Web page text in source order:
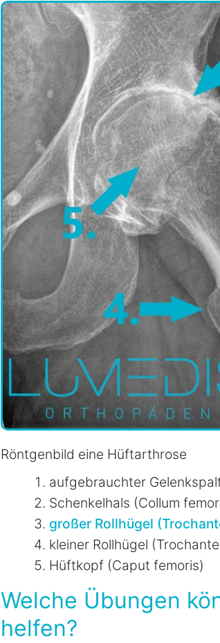
Röntgenbild eine Hüftarthrose
aufgebrauchter
Schenkelhals (Collum
großer Rollhügel
kleiner Rollhügel
Hüftkopf (Caput femoris)
Welche Übungen
helfen?